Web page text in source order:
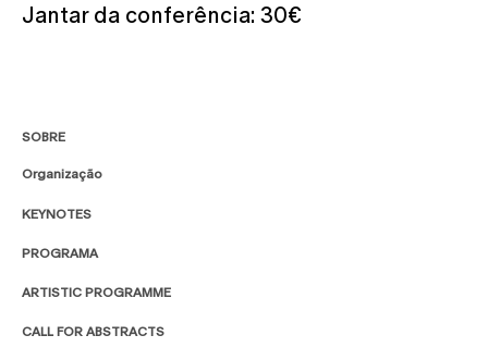
SOBRE
Organização
KEYNOTES
PROGRAMA
ARTISTIC PROGRAMME
CALL FOR ABSTRACTS
Jantar da conferência: 30€